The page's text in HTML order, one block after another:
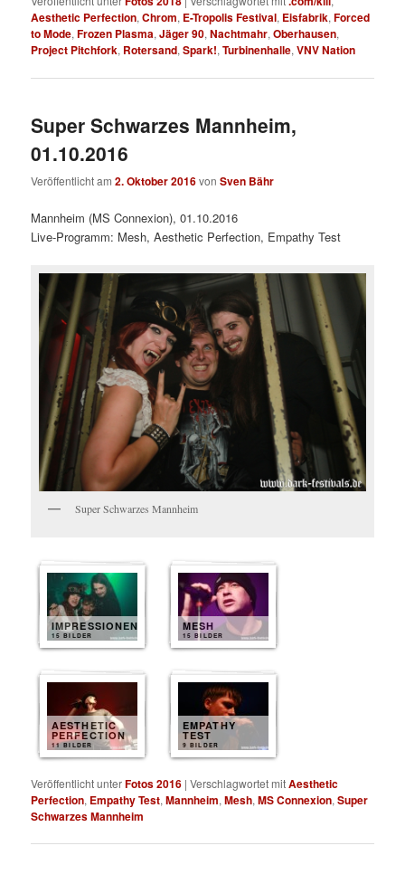
Aesthetic Perfection,Chrom, E-Tropolis Festival, Eisfabrik,Forced
to Mode,Frozen Plasma,Jäger 90,Nachtmahr,Oberhausen,
Project Pitchfork, Rotersand,Spark!,Turbinenhalle,VNV Nation
Super Schwarzes Mannheim,
01.10.2016
Veröffentlicht am2. Oktober 2016vonSven Bähr
Mannheim (MS Connexion), 01.10.2016
Live-Programm: Mesh, Aesthetic Perfection, Empathy Test
Super Schwarzes Mannheim
IMPRESSIONEN
15 BILDER
MESH
15 BILDER
AESTHETIC
PERFECTION
11 BILDER
EMPATHY
TEST
9 BILDER
Veröffentlicht unterFotos 2016 |Verschlagwortet mitAesthetic
Perfection, Empathy Test,Mannheim,Mesh,MS Connexion,Super
Schwarzes Mannheim